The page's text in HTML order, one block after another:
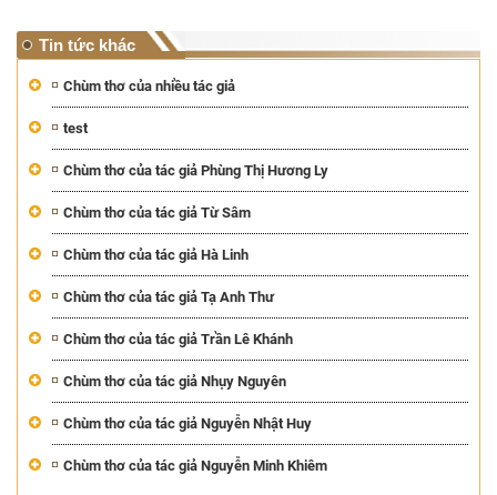
Tin tức khác
Chùm thơ của nhiều tác giả
test
Chùm thơ của tác giả Phùng Thị Hương Ly
Chùm thơ của tác giả Từ Sâm
Chùm thơ của tác giả Hà Linh
Chùm thơ của tác giả Tạ Anh Thư
Chùm thơ của tác giả Trần Lê Khánh
Chùm thơ của tác giả Nhụy Nguyên
Chùm thơ của tác giả Nguyễn Nhật Huy
Chùm thơ của tác giả Nguyễn Minh Khiêm